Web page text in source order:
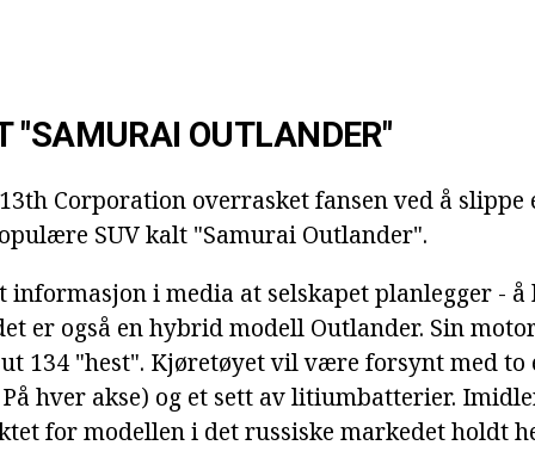
"SAMURAI OUTLANDER"
Corporation overrasket fansen ved å slippe
SUV kalt "Samurai Outlander".
informasjon i media at selskapet planlegger -
er også en hybrid modell Outlander. Sin
134 "hest". Kjøretøyet vil være forsynt med to
hver akse) og et sett av litiumbatterier.
for modellen i det russiske markedet holdt